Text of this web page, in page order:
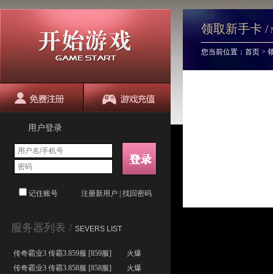
用户登录
记住账号 注册新用户 找回密码
服务器列表 / SEVERS LIST
火爆
传奇霸业3 传霸3.859服 [859服]
火爆
传奇霸业3 传霸3.858服 [858服]
领取新手卡 /
您当前位置： 首页 >